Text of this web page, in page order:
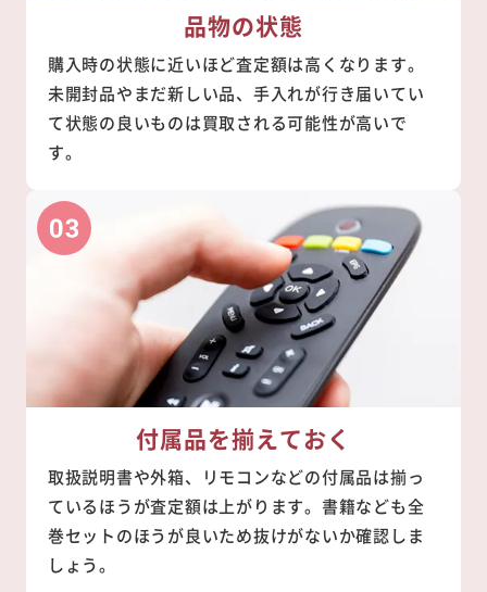
品物の状態
購入時の状態に近いほど査定額は高くなります。
未開封品やまだ新しい品、手入れが行き届いてい
て状態の良いものは買取される可能性が高いで
す。
付属品を揃えておく
取扱説明書や外箱、リモコンなどの付属品は揃っ
ているほうが査定額は上がります。書籍なども全
巻セットのほうが良いため抜けがないか確認しま
しょう。